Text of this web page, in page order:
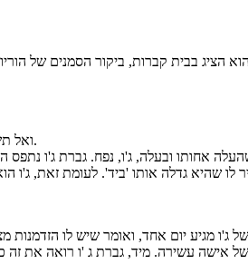
הציג בבית קברות, ביקור הסמנים של
... ואל תשכח שאני העלוך ביד.
אחותו ובעלה, ג'ו, נפח. גברת ג'ו נתפס
של ג'ו מגיע יום אחד, ואומר שיש לו הזדמנות